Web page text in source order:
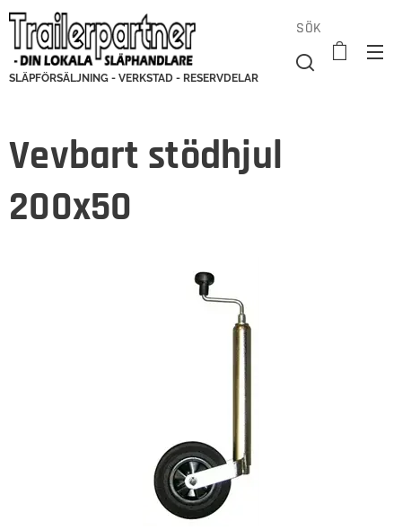
SLÄPFÖRSÄLJNING - VERKSTAD - RESERVDELAR
SÖK
Vevbart stödhjul
200x50